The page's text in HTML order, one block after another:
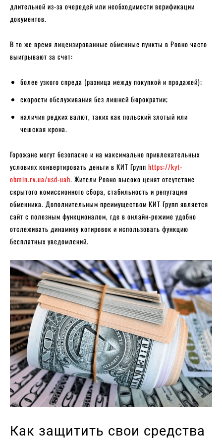
длительной из-за очередей или необходимости верификации
документов.
В то же время лицензированные обменные пункты в Ровно часто
выигрывают за счет:
более узкого спреда (разница между покупкой и продажей);
скорости обслуживания без лишней бюрократии;
наличия редких валют, таких как польский злотый или
чешская крона.
Горожане могут безопасно и на максимально привлекательных
условиях конвертировать деньги в КИТ Групп https://kyt-
obmin.rv.ua/usd-uah. Жители Ровно высоко ценят отсутствие
скрытого комиссионного сбора, стабильность и репутацию
обменника. Дополнительным преимуществом КИТ Групп является
сайт с полезным функционалом, где в онлайн-режиме удобно
отслеживать динамику котировок и использовать функцию
бесплатных уведомлений.
Как защитить свои средства